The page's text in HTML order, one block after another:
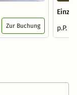
Zur Buchung
p.P.